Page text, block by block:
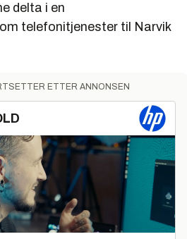
delta i en
telefonitjenester til Narvik
ETTER ANNONSEN